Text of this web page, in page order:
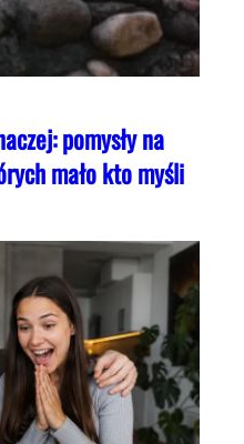
pomysły na
mało kto myśli